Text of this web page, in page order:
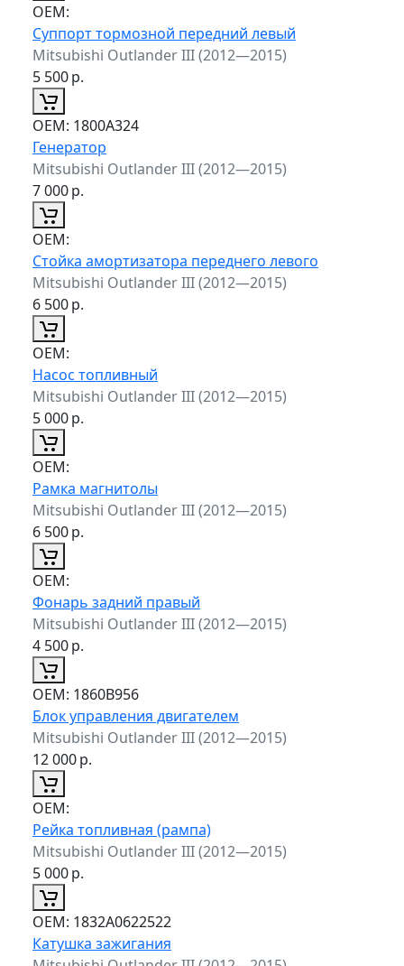
ОЕМ:
Суппорт тормозной передний левый
Mitsubishi Outlander III (2012—2015)
5 500р.
ОЕМ: 1800А324
Генератор
Mitsubishi Outlander III (2012—2015)
7 000р.
ОЕМ:
Стойка амортизатора переднего левого
Mitsubishi Outlander III (2012—2015)
6 500р.
ОЕМ:
Насос топливный
Mitsubishi Outlander III (2012—2015)
5 000р.
ОЕМ:
Рамка магнитолы
Mitsubishi Outlander III (2012—2015)
6 500р.
ОЕМ:
Фонарь задний правый
Mitsubishi Outlander III (2012—2015)
4 500р.
ОЕМ: 1860B956
Блок управления двигателем
Mitsubishi Outlander III (2012—2015)
12 000р.
ОЕМ:
Рейка топливная (рампа)
Mitsubishi Outlander III (2012—2015)
5 000р.
ОЕМ: 1832A0622522
Катушка зажигания